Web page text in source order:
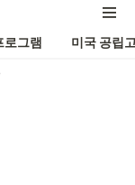
로그램 미국 공립